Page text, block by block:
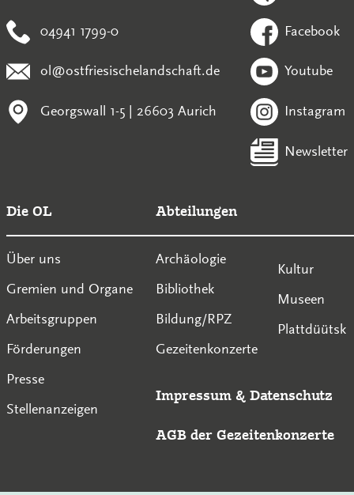
04941 1799-0
ol@ostfriesischelandschaft.de
Georgswall 1-5 | 26603 Aurich
Facebook
Youtube
Instagram
Newsletter
Die OL
Über uns
Gremien und Organe
Arbeitsgruppen
Förderungen
Presse
Stellenanzeigen
Abteilungen
Archäologie
Bibliothek
Bildung/RPZ
Gezeitenkonzerte
Kultur
Museen
Plattdüütsk
Impressum & Datenschutz
AGB der Gezeitenkonzerte